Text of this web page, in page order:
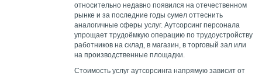
относительно недавно появился на отечественном
рынке и за последние годы сумел оттеснить
аналогичные сферы услуг. Аутсорсинг персонала
упрощает трудоёмкую операцию по трудоустройству
работников на склад, в магазин, в торговый зал или
на производственные площадки.
Стоимость услуг аутсорсинга напрямую зависит от